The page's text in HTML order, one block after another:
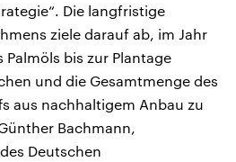
Die langfristige
ziele darauf ab, im Jahr
bis zur Plantage
und die Gesamtmenge des
aus nachhaltigem Anbau zu
Bachmann,
Deutschen